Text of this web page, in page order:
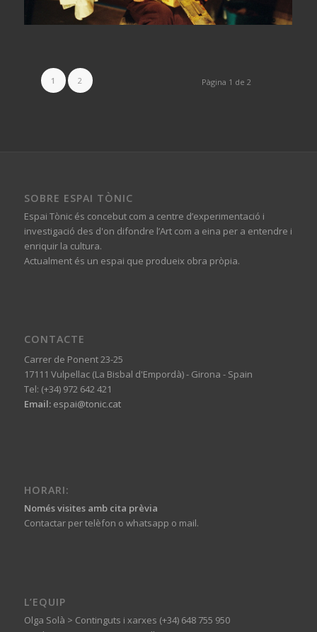
Pàgina 1 de 2
1 2
SOBRE ESPAI TÒNIC
Espai Tònic és concebut com a centre d’experimentació i
investigació des d'on difondre l’Art com a eina per a entendre i
enriquir la cultura.
Actualment és un espai que produeix obra pròpia.
CONTACTE
Carrer de Ponent 23-25
17111 Vulpellac (La Bisbal d'Empordà) - Girona - Spain
Tel: (+34) 972 642 421
Email:espai@tonic.cat
HORARI:
Només visites amb cita prèvia
Contactar per telèfon o whatsapp o mail.
L’EQUIP
Olga Solà > Continguts i xarxes (+34) 648 755 950